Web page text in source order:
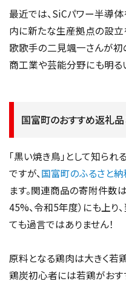
最近では、SiCパワー半導
内に新たな生産拠点の設立
歌歌手の二見颯一さんが初
商工業や芸能分野にも明る
国富町のおすすめ返礼
「黒い焼き鳥」として知られ
ですが、国富町のふるさと
ます。関連商品の寄附件数
45%、令和5年度）にも上り
ても過言ではありません！
原料となる鶏肉は大きく若
鶏炭初心者には若鶏がおす